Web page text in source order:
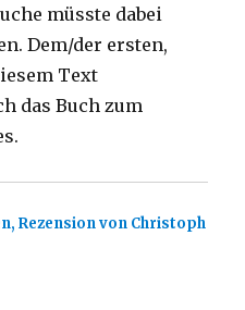
müsste dabei
Dem/der ersten,
Text
das Buch zum
Rezension von Christoph